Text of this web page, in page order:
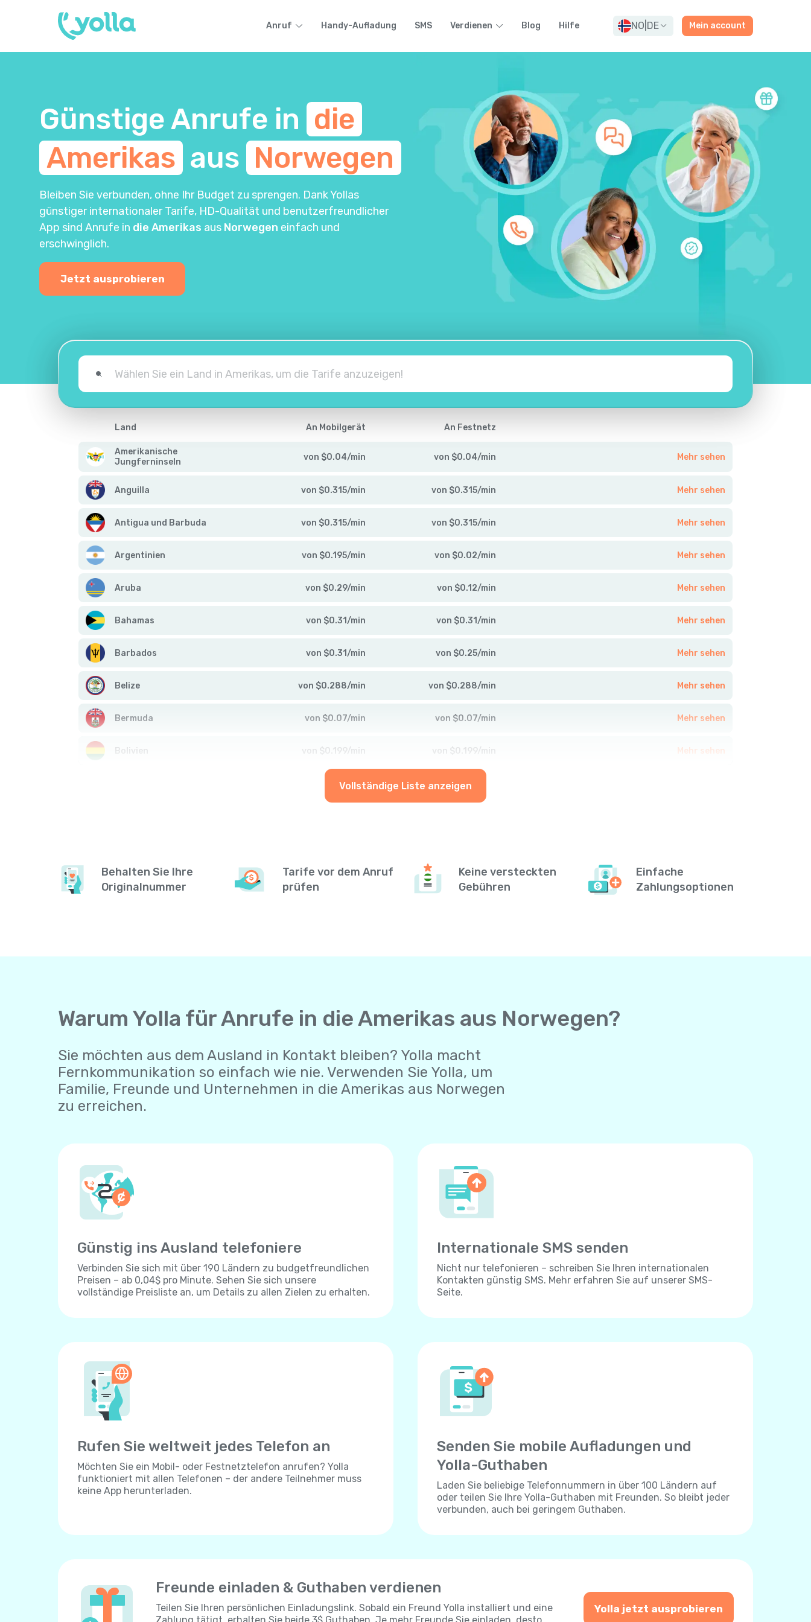
Anruf Handy-Aufladung SMS Verdienen Blog Hilfe NO DE Mein account
Günstige Anrufe in die
Amerikas aus Norwegen
Bleiben Sie verbunden, ohne Ihr Budget zu sprengen. Dank Yollas
günstiger internationaler Tarife, HD-Qualität und benutzerfreundlicher
App sind Anrufe in die Amerikas aus Norwegen einfach und
erschwinglich.
Jetzt ausprobieren
Land An Mobilgerät An Festnetz
Amerikanische
Jungferninseln
von $0.04/min von $0.04/min Mehr sehen
Anguilla von $0.315/min von $0.315/min Mehr sehen
Antigua und Barbuda von $0.315/min von $0.315/min Mehr sehen
Argentinien von $0.195/min von $0.02/min Mehr sehen
Aruba von $0.29/min von $0.12/min Mehr sehen
Bahamas von $0.31/min von $0.31/min Mehr sehen
Barbados von $0.31/min von $0.25/min Mehr sehen
Belize von $0.288/min von $0.288/min Mehr sehen
Bermuda von $0.07/min von $0.07/min Mehr sehen
Bolivien von $ 0.199 / min von $ 0.199 / min Mehr sehen
Vollständige Liste anzeigen
Behalten Sie Ihre
Originalnummer
Tarife vor dem Anruf
prüfen
Keine versteckten
Gebühren
Einfache
Zahlungsoptionen
Warum Yolla für Anrufe in die Amerikas aus Norwegen?
Sie möchten aus dem Ausland in Kontakt bleiben? Yolla macht
Fernkommunikation so einfach wie nie. Verwenden Sie Yolla, um
Familie, Freunde und Unternehmen in die Amerikas aus Norwegen
zu erreichen.
Günstig ins Ausland telefoniere
Verbinden Sie sich mit über 190 Ländern zu budgetfreundlichen
Preisen – ab 0,04$ pro Minute. Sehen Sie sich unsere
vollständige Preisliste an, um Details zu allen Zielen zu erhalten.
Internationale SMS senden
Nicht nur telefonieren – schreiben Sie Ihren internationalen
Kontakten günstig SMS. Mehr erfahren Sie auf unserer SMS-
Seite.
Rufen Sie weltweit jedes Telefon an
Möchten Sie ein Mobil- oder Festnetztelefon anrufen? Yolla
funktioniert mit allen Telefonen – der andere Teilnehmer muss
keine App herunterladen.
Senden Sie mobile Aufladungen und
Yolla-Guthaben
Laden Sie beliebige Telefonnummern in über 100 Ländern auf
oder teilen Sie Ihre Yolla-Guthaben mit Freunden. So bleibt jeder
verbunden, auch bei geringem Guthaben.
Freunde einladen & Guthaben verdienen
Teilen Sie Ihren persönlichen Einladungslink. Sobald ein Freund Yolla installiert und eine
Yolla jetzt ausprobieren